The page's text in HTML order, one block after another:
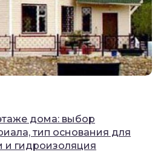
дома: выбор
тип основания для
и гидроизоляция